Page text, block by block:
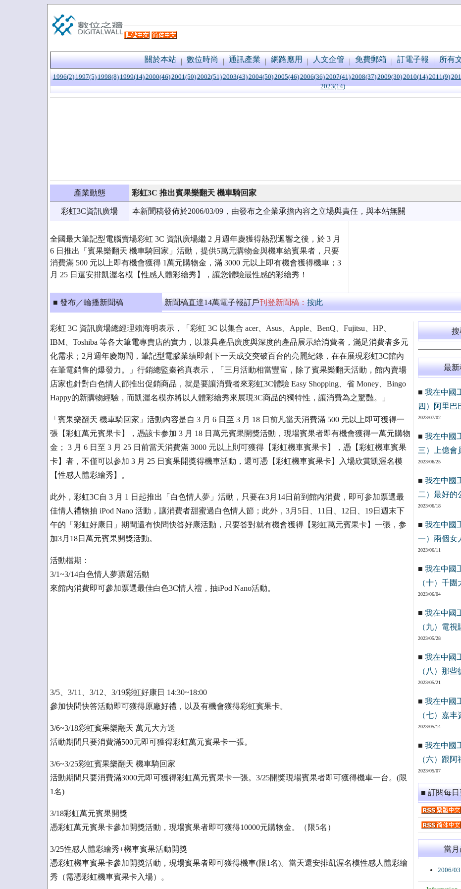
關於本站 數位時尚 通訊產業 網路應用 人文企管 免費郵箱 訂電子報 所有
1996(2) 1997(5) 1998(8) 1999(14)2000(46)2001(50)2002(51)2003(43)2004(50)2005(46)2006(36)2007(41)2008(37)2009(30)2010(14)2011(9)
2023(14)
產業動態 彩虹3C 推出賓果樂翻天 機車騎回家
彩虹3C資訊廣場 本新聞稿發佈於2006/03/09，由發布之企業承擔內容之立場與責任，與本站無關
全國最大筆記型電腦賣場彩虹 3C 資訊廣場繼 2 月週年慶獲得熱烈迴響之後，於 3 月
6 日推出「賓果樂翻天 機車騎回家」活動，提供5萬元購物金與機車給賓果者，只要
消費滿 500 元以上即有機會獲得 1萬元購物金，滿 3000 元以上即有機會獲得機車；3
月 25 日還安排凱渥名模【性感人體彩繪秀】，讓您體驗最性感的彩繪秀！
■ 發布／輪播新聞稿 新聞稿直達14萬電子報訂戶刊登新聞稿：按此
彩虹 3C 資訊廣場總經理賴海明表示，「彩虹 3C 以集合 acer、Asus、Apple、BenQ、Fujitsu、HP、
IBM、Toshiba 等各大筆電專賣店的實力，以兼具產品廣度與深度的產品展示給消費者，滿足消費者多元
化需求；2月週年慶期間，筆記型電腦業績即創下一天成交突破百台的亮麗紀錄，在在展現彩虹3C館內
在筆電銷售的爆發力。」行銷總監秦裕真表示，「三月活動相當豐富，除了賓果樂翻天活動，館內賣場
店家也針對白色情人節推出促銷商品，就是要讓消費者來彩虹3C體驗 Easy Shopping、省 Money、Bingo
Happy的新購物經驗，而凱渥名模亦將以人體彩繪秀來展現3C商品的獨特性，讓消費為之驚豔。」
「賓果樂翻天 機車騎回家」活動內容是自 3 月 6 日至 3 月 18 日前凡當天消費滿 500 元以上即可獲得一
張【彩虹萬元賓果卡】，憑該卡参加 3 月 18 日萬元賓果開獎活動，現場賓果者即有機會獲得一萬元購物
金； 3 月 6 日至 3 月 25 日前當天消費滿 3000 元以上則可獲得【彩虹機車賓果卡】，憑【彩虹機車賓果
卡】者，不僅可以参加 3 月 25 日賓果開獎得機車活動，還可憑【彩虹機車賓果卡】入場欣賞凱渥名模
【性感人體彩繪秀】。
此外，彩虹3C自 3 月 1 日起推出「白色情人夢」活動，只要在3月14日前到館內消費，即可参加票選最
佳情人禮物抽 iPod Nano 活動，讓消費者甜蜜過白色情人節；此外，3月5日、11日、12日、19日週末下
午的「彩虹好康日」期間還有快問快答好康活動，只要答對就有機會獲得【彩虹萬元賓果卡】一張，参
加3月18日萬元賓果開獎活動。
活動檔期：
3/1~3/14白色情人夢票選活動
來館內消費即可參加票選最佳白色3C情人禮，抽iPod Nano活動。
3/5、3/11、3/12、3/19彩虹好康日 14:30~18:00
參加快問快答活動即可獲得原廠好禮，以及有機會獲得彩虹賓果卡。
3/6~3/18彩虹賓果樂翻天 萬元大方送
活動期間只要消費滿500元即可獲得彩虹萬元賓果卡一張。
3/6~3/25彩虹賓果樂翻天 機車騎回家
活動期間只要消費滿3000元即可獲得彩虹萬元賓果卡一張。3/25開獎現場賓果者即可獲得機車一台。(限
1名)
3/18彩虹萬元賓果開獎
憑彩虹萬元賓果卡參加開獎活動，現場賓果者即可獲得10000元購物金。（限5名）
3/25性感人體彩繪秀+機車賓果活動開獎
憑彩虹機車賓果卡參加開獎活動，現場賓果者即可獲得機車(限1名)。當天還安排凱渥名模性感人體彩繪
秀（需憑彩虹機車賓果卡入場）。
搜
最新
■ 我在中國
四）阿里巴
2023/07/02
■ 我在中國
三）上億會
2023/06/25
■ 我在中國
二）最好的
2023/06/18
■ 我在中國
一）兩個女
2023/06/11
■ 我在中國
（十）千
2023/06/04
■ 我在中國
（九）電
2023/05/28
■ 我在中國
（八）那些
2023/05/21
■ 我在中國
（七）嘉
2023/05/14
■ 我在中國
（六）跟
2023/05/07
■ 訂閱每
當月
2006/